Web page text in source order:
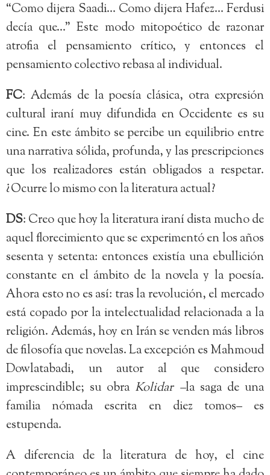
“Como dijera Saadi… Como dijera Hafez… Ferdusi
decía que…” Este modo mitopoético de razonar
atrofia el pensamiento crítico, y entonces el
pensamiento colectivo rebasa al individual.
FC: Además de la poesía clásica, otra expresión
cultural iraní muy difundida en Occidente es su
cine. En este ámbito se percibe un equilibrio entre
una narrativa sólida, profunda, y las prescripciones
que los realizadores están obligados a respetar.
¿Ocurre lo mismo con la literatura actual?
DS: Creo que hoy la literatura iraní dista mucho de
aquel florecimiento que se experimentó en los años
sesenta y setenta: entonces existía una ebullición
constante en el ámbito de la novela y la poesía.
Ahora esto no es así: tras la revolución, el mercado
está copado por la intelectualidad relacionada a la
religión. Además, hoy en Irán se venden más libros
de filosofía que novelas. La excepción es Mahmoud
Dowlatabadi, un autor al que considero
imprescindible; su obra Kolidar –la saga de una
familia nómada escrita en diez tomos– es
estupenda.
A diferencia de la literatura de hoy, el cine